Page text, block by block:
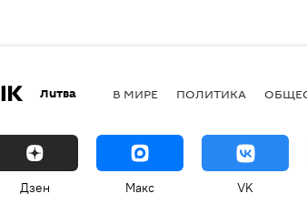
Литва В МИРЕ ПОЛИТИКА
Дзен Макс VK